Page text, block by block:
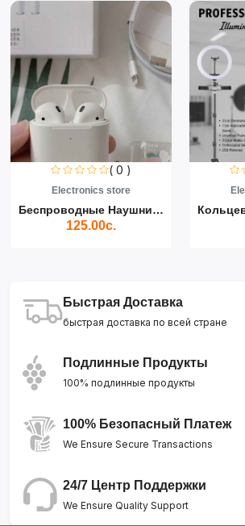
( 0 )
Electronics store
Беспроводные Наушники Air...
125.00с.
Быстрая Доставка
быстрая доставка по всей стране
Подлинные Продукты
100% подлинные продукты
100% Безопасный Платеж
We Ensure Secure Transactions
24/7 Центр Поддержки
We Ensure Quality Support